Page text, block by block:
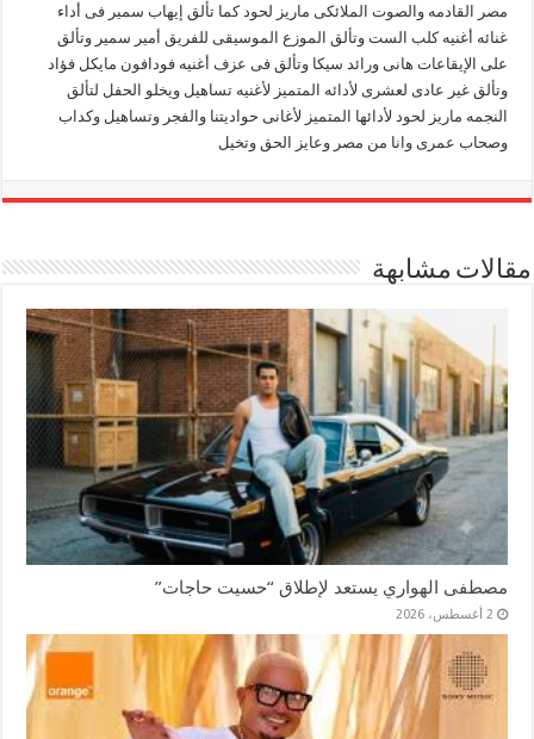
مصر القادمه والصوت الملائكى ماريز لحود كما تألق إيهاب سمير فى أداء
غنائه أغنيه كلب الست وتألق الموزع الموسيقى للفريق أمير سمير وتألق
على الإيقاعات هانى ورائد سيكا وتألق فى عزف أغنيه فودافون مايكل فؤاد
وتألق غير عادى لعشرى لأدائه المتميز لأغنيه تساهيل ويخلو الحفل لتألق
النجمه ماريز لحود لأدائها المتميز لأغانى حواديتنا والفجر وتساهيل وكداب
وصحاب عمرى وانا من مصر وعايز الحق وتخيل
مقالات مشابهة
مصطفى الهواري يستعد لإطلاق “حسيت حاجات”
2 أغسطس، 2026